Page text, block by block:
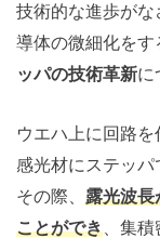
技術的な進歩が
導体の微細化をす
ッパの技術革新に
ウエハ上に回路
感光材にステッパ
その際、 露光波長
ことができ 、集